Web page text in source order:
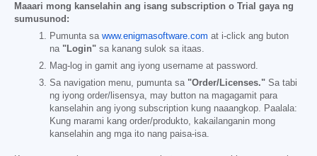
Maaari mong kanselahin ang isang subscription o Trial gaya ng
sumusunod:
Pumunta sa www.enigmasoftware.com at i-click ang buton
na "Login" sa kanang sulok sa itaas.
Mag-log in gamit ang iyong username at password.
Sa navigation menu, pumunta sa "Order/Licenses." Sa tabi
ng iyong order/lisensya, may button na magagamit para
kanselahin ang iyong subscription kung naaangkop. Paalala:
Kung marami kang order/produkto, kakailanganin mong
kanselahin ang mga ito nang paisa-isa.